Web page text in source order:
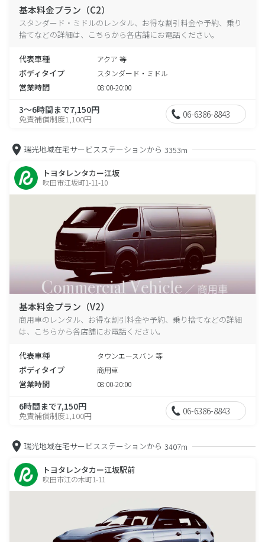
基本料金プラン（C2）
スタンダード・ミドルのレンタル、お得な割引料金や予約、乗り
捨てなどの詳細は、こちらから各店舗にお電話ください。
代表車種 アクア 等
ボディタイプ スタンダード・ミドル
営業時間 08:00-20:00
3～6時間まで7,150円
免責補償制度1,100円 06-6386-8843
瑞光地域在宅サービスステーションから 3353m
トヨタレンタカー江坂
吹田市江坂町1-11-10
基本料金プラン（V2）
商用車のレンタル、お得な割引料金や予約、乗り捨てなどの詳細
は、こちらから各店舗にお電話ください。
代表車種 タウンエースバン 等
ボディタイプ 商用車
営業時間 08:00-20:00
6時間まで7,150円
免責補償制度1,100円 06-6386-8843
瑞光地域在宅サービスステーションから 3407m
トヨタレンタカー江坂駅前
吹田市江の木町1-11